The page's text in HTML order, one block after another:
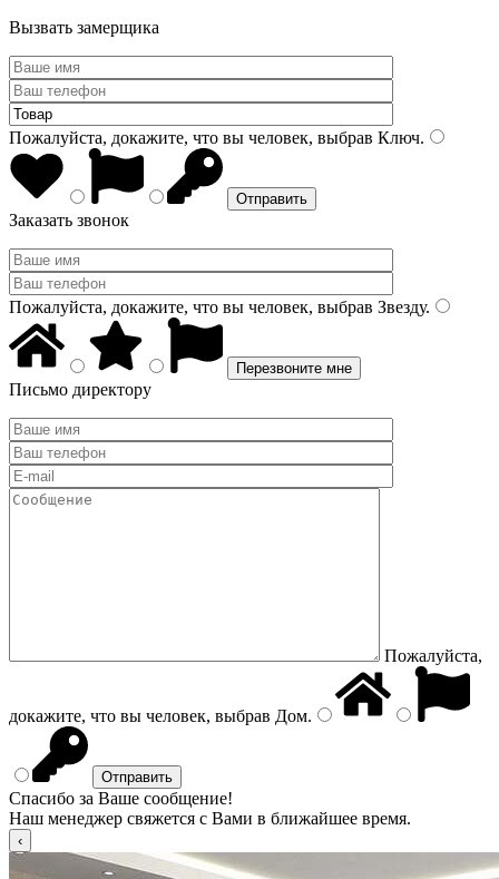
Вызвать замерщика
Пожалуйста, докажите, что вы человек, выбрав Ключ.
Заказать звонок
Пожалуйста, докажите, что вы человек, выбрав Звезду.
Письмо директору
Пожалуйста,
докажите, что вы человек, выбрав Дом.
Спасибо за Ваше сообщение!
Наш менеджер свяжется с Вами в ближайшее время.